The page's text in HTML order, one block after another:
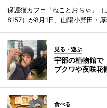
保護猫カフェ「ねことおちゃ」
8157）が8月1日、山陽小野田・
見る・遊ぶ
宇部の植物館で
ブクワや夜咲花
食べる